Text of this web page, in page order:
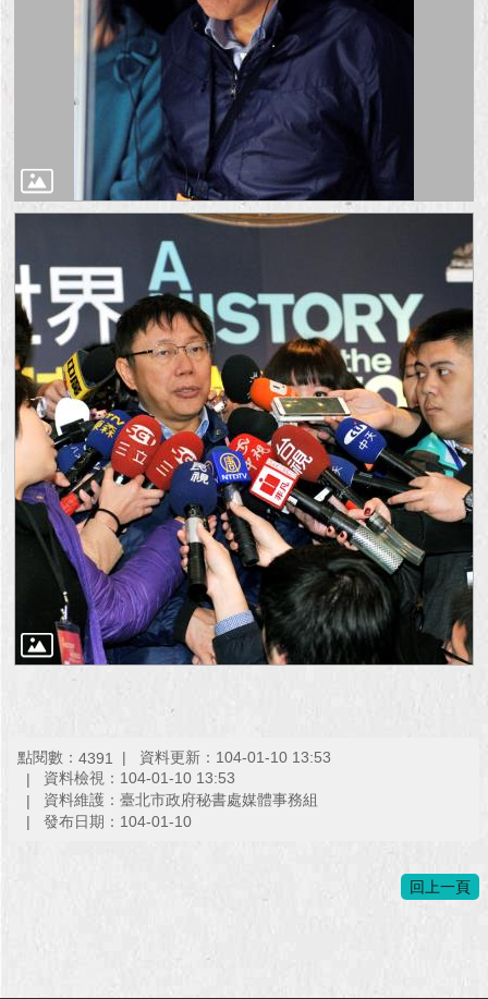
點閱數： 4391
資料更新：104-01-10 13:53
資料檢視：104-01-10 13:53
資料維護：臺北市政府秘書處媒體事務組
發布日期：104-01-10
回上一頁